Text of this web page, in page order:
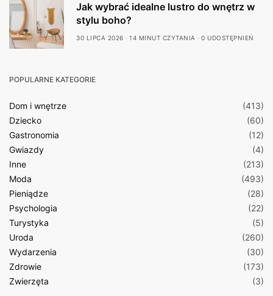
Jak wybrać idealne lustro do wnętrz w
stylu boho?
30 LIPCA 2026 14 MINUT CZYTANIA 0 UDOSTĘPNIEŃ
POPULARNE KATEGORIE
Dom i wnętrze
(413)
Dziecko
(60)
Gastronomia
(12)
Gwiazdy
(4)
Inne
(213)
Moda
(493)
Pieniądze
(28)
Psychologia
(22)
Turystyka
(5)
Uroda
(260)
Wydarzenia
(30)
Zdrowie
(173)
Zwierzęta
(3)